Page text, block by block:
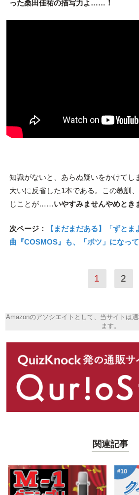
った桑田佳祐の描写力よ……！
知識がないと、あらぬ疑いをかけて
大いに反省した1本である。この教訓
じことが……いやすみませんやめとき
次ページ：
【まだまだある】「ずと
曲『COSMOS』も、「ボツ」になっ
1 2
Amazonのアソシエイトとして、当サイトは
ます。
関連記事